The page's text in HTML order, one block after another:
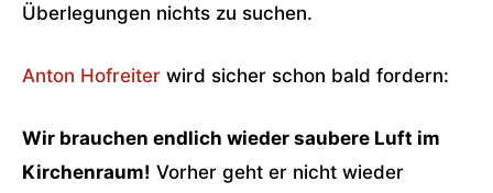
Überlegungen nichts zu suchen.
Anton Hofreiter wird sicher schon bald fordern:
Wir brauchen endlich wieder saubere Luft im
Kirchenraum! Vorher geht er nicht wieder